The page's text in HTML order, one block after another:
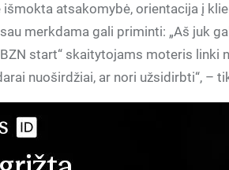
atsakomybė, orientacija į
merkdama gali priminti: „Aš juk
start“ skaitytojams moteris linki
nuoširdžiai, ar nori užsidirbti“, –